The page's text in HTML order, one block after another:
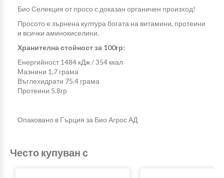
Био Селекция от просо с доказан органичен произход!
Просото е зърнена култура богата на витамини, протеини
и всички аминокиселини.
Хранителна стойност за 100гр:
Енергийност 1484 кДж / 354 ккал
Мазнини 1,7 грама
Въглехидрати 75.4 грама
Протеини 5.8гр
Опаковано в Гърция за Био Агрос АД
Често купуван с